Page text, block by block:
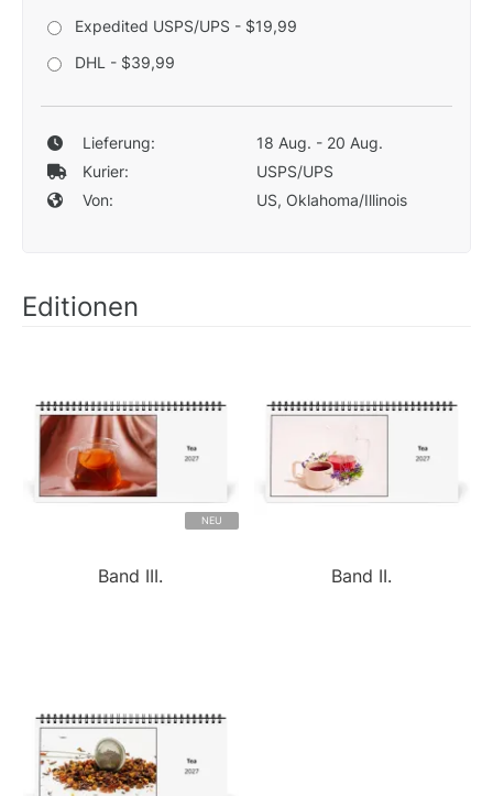
Expedited USPS/UPS - $19,99
DHL - $39,99
Lieferung:
18 Aug. - 20 Aug.
Kurier:
USPS/UPS
Von:
US, Oklahoma/Illinois
Editionen
NEU
Band III. Band II.